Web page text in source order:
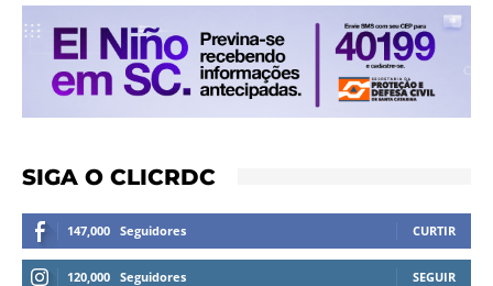
SIGA O CLICRDC
147,000 Seguidores CURTIR
120,000 Seguidores SEGUIR